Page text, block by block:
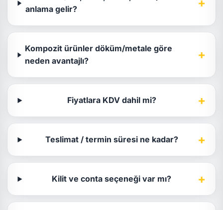
anlama gelir?
+
Kompozit ürünler döküm/metale göre
neden avantajlı?
+
Fiyatlara KDV dahil mi? +
Teslimat / termin süresi ne kadar? +
Kilit ve conta seçeneği var mı? +